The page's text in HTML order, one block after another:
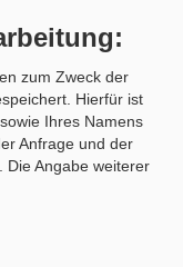
zum Zweck der
Hierfür ist
Ihres Namens
Anfrage und der
Die Angabe weiterer